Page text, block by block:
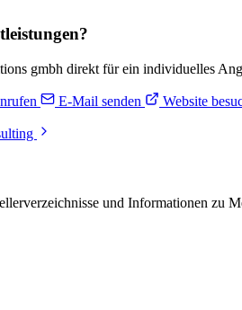
gmbh direkt für ein individuelles
E-Mail senden Website
und Informationen zu